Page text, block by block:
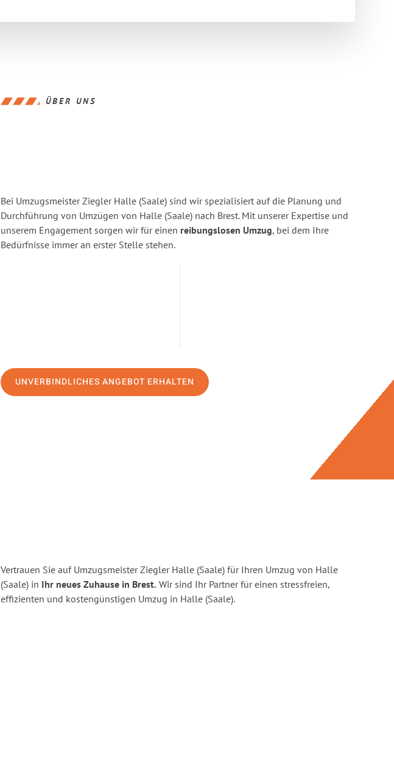
ÜBER UNS
Bei Umzugsmeister Ziegler Halle (Saale) sind wir spezialisiert auf die Planung und
Durchführung von Umzügen von Halle (Saale) nach Brest. Mit unserer Expertise und
unserem Engagement sorgen wir für einen reibungslosen Umzug, bei dem Ihre
Bedürfnisse immer an erster Stelle stehen.
UNVERBINDLICHES ANGEBOT ERHALTEN
Vertrauen Sie auf Umzugsmeister Ziegler Halle (Saale) für Ihren Umzug von Halle
(Saale) in Ihr neues Zuhause in Brest. Wir sind Ihr Partner für einen stressfreien,
effizienten und kostengünstigen Umzug in Halle (Saale).